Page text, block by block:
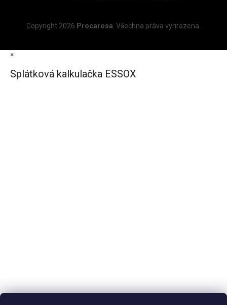
Copyright 2026 Procarosa. Všechna práva vyhrazena.
×
Splátková kalkulačka ESSOX